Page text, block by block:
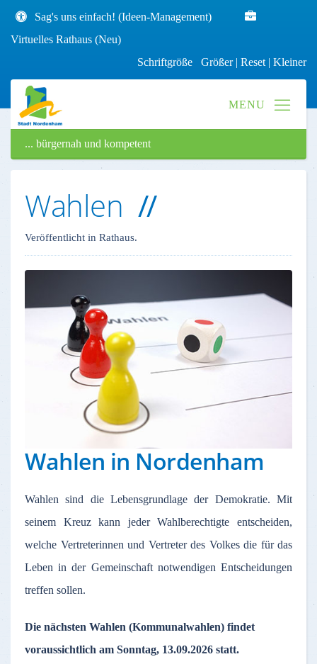
Sag's uns einfach! (Ideen-Management)
Virtuelles Rathaus (Neu)
Schriftgröße Größer| Reset | Kleiner
... bürgernah und kompetent
Wahlen
Veröffentlicht in Rathaus.
Wahlen in Nordenham
Wahlen sind dieLebensgrundlage der Demokratie.Mit
seinem
Kreuz kann jeder Wahlberechtigte entscheiden,
welche Vertreterinnen und Vertreterdes Volkesdie für das
Leben inder Gemeinschaft notwendigen Entscheidungen
treffen sollen.
Die nächsten Wahlen (Kommunalwahlen) findet
voraussichtlich am Sonntag, 13.09.2026 statt.